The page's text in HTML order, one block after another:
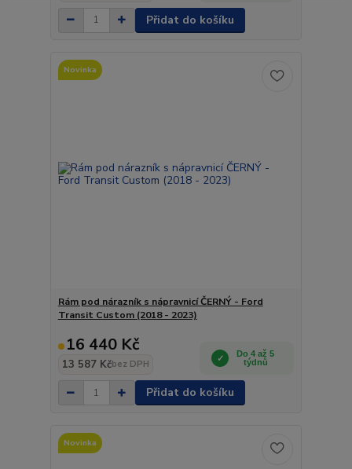
Přidat do košíku
Novinka
Rám pod nárazník s nápravnicí ČERNÝ - Ford
Transit Custom (2018 - 2023)
16 440 Kč
13 587 Kčbez DPH
Do 4 až 5
týdnů
Přidat do košíku
Novinka